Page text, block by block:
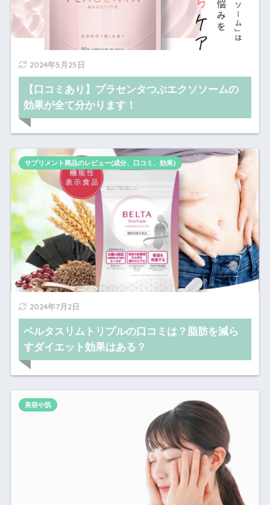
2024年5月25日
【口コミあり】プラセンタつぶエクソソームの
効果が全て分かります！
2024年7月2日
ベルタスリムトリプルの口コミは？脂肪を減ら
すダイエット効果はある？
サプリメント商品のレビュー(成分、口コミ、効果)
美容や肌